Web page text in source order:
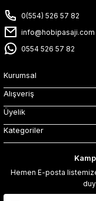
0(554) 526 57 82
info@hobipasaji.com
0554 526 57 82
Kurumsal
Alışveriş
Üyelik
Kategoriler
Hemen E-posta